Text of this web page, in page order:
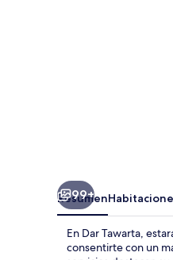
99+
Resumen
En Dar Tawarta,
consentirte con un